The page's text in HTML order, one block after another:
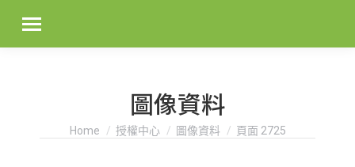
圖像資料
You are here:
Home 授權中心 圖像資料 頁面 2725